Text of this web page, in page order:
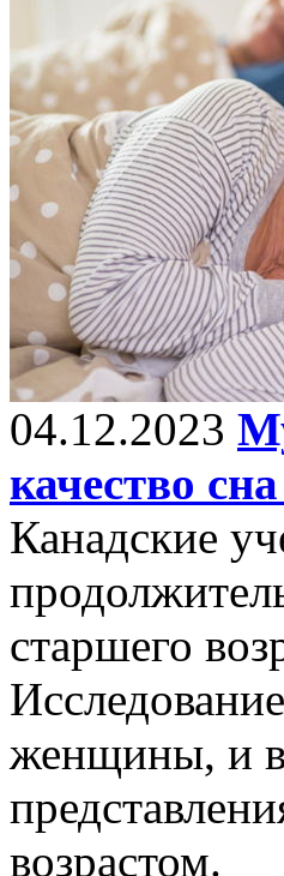
04.12.2023
качество
Канадские
старшего
женщины, и
возрастом.